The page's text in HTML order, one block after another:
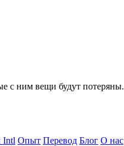
с ним вещи будут потеряны.
Intl Опыт Перевод Блог О нас